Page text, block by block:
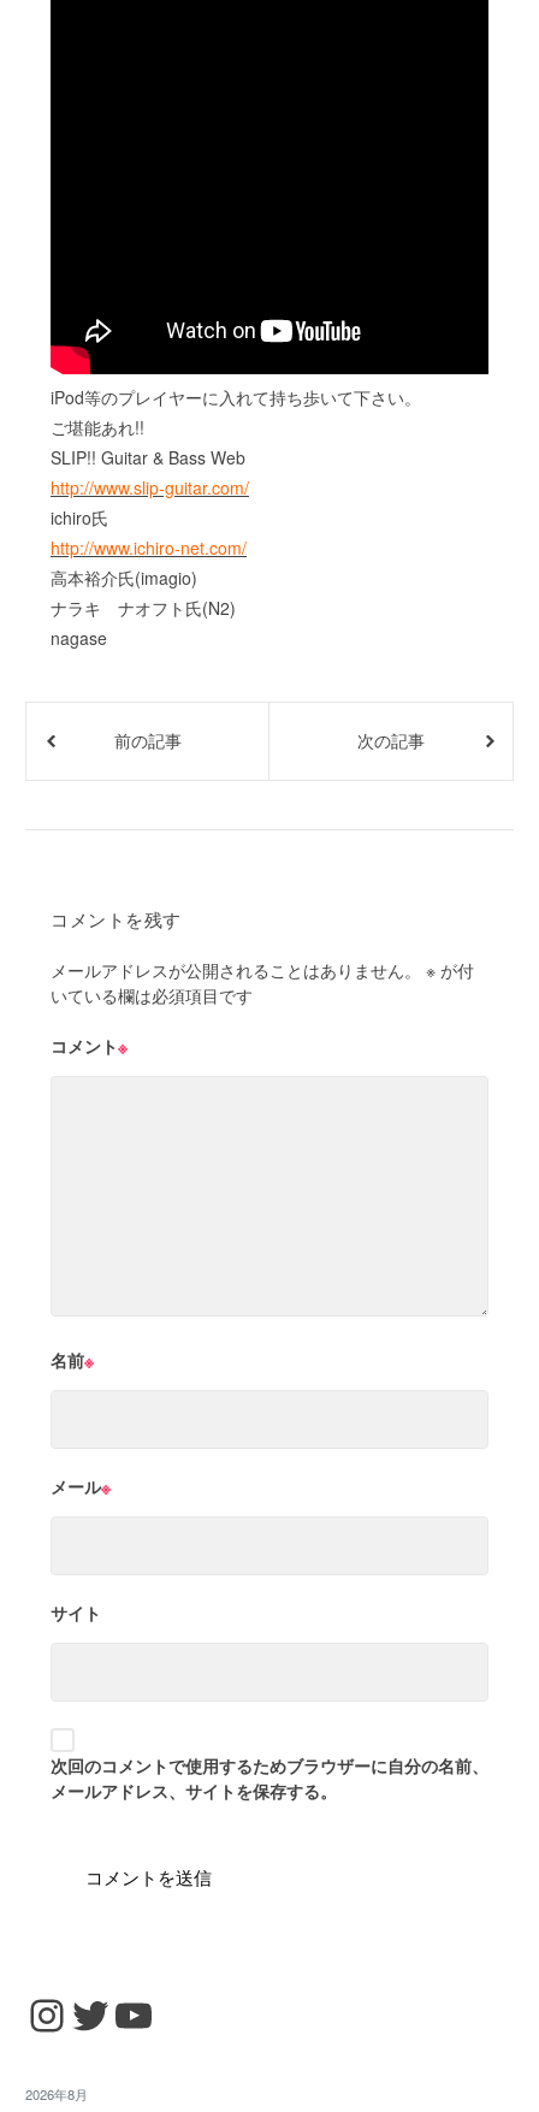
iPod等のプレイヤーに入れて持ち歩いて下さい。
ご堪能あれ!!
SLIP!! Guitar & Bass Web
http://www.slip-guitar.com/
ichiro氏
http://www.ichiro-net.com/
高本裕介氏(imagio)
ナラキ ナオフト氏(N2)
nagase
前の記事 次の記事
コメントを残す
メールアドレスが公開されることはありません。 ※ が付
いている欄は必須項目です
コメント※
名前※
メール※
サイト
次回のコメントで使用するためブラウザーに自分の名前、
メールアドレス、サイトを保存する。
Instagram
TwitterYouTube
2026年8月